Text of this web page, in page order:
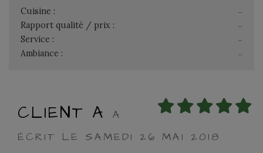
-
Cuisine :
-
Rapport qualité / prix :
-
Service :
-
Ambiance :
CLIENT A
A
ÉCRIT LE SAMEDI 26 MAI 2018